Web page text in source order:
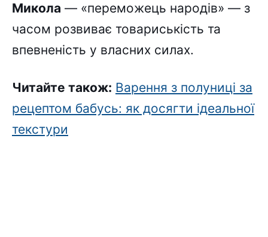
Микола — «переможець народів» — з
часом розвиває товариськість та
впевненість у власних силах.
Читайте також: Варення з полуниці за
рецептом бабусь: як досягти ідеальної
текстури